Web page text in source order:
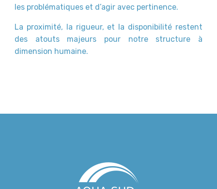
les problématiques et d’agir avec pertinence.
La proximité, la rigueur, et la disponibilité restent
des atouts majeurs pour notre structure à
dimension humaine.